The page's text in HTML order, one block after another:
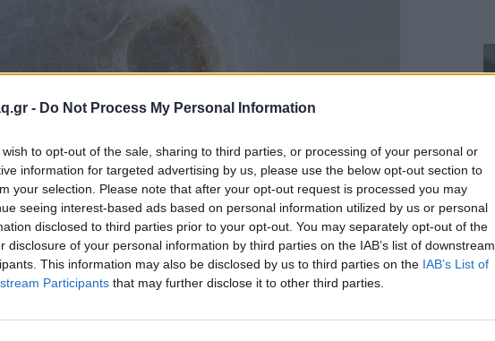
- Do Not Process My Personal Information
wish to opt-out of the sale, sharing to third parties, or processing of your personal or
information for targeted advertising by us, please use the below opt-out section to
your selection. Please note that after your opt-out request is processed you may
seeing interest-based ads based on personal information utilized by us or personal
disclosed to third parties prior to your opt-out. You may separately opt-out of the
disclosure of your personal information by third parties on the IAB’s list of downstream
This information may also be disclosed by us to third parties on the IAB’s List of
Participants that may further disclose it to other third parties.